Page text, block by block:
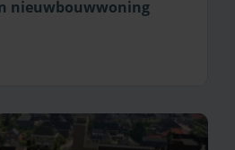
nieuwbouwwoning